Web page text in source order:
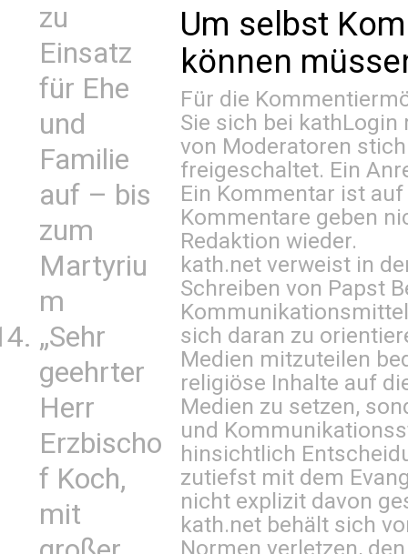
zu
Einsatz
für Ehe
und
Familie
auf – bis
zum
Martyriu
m
„Sehr
geehrter
Herr
Erzbischo
f Koch,
mit
Um selbst
können
Für die
Sie sich bei kathLogin
von Moderatoren
freigeschaltet. Ein
Ein Kommentar ist
Kommentare geben
Redaktion wieder.
kath.net verweist in
Schreiben von Papst
sich daran zu
Medien mitzuteilen
religiöse Inhalte auf
Medien zu setzen,
und
hinsichtlich
zutiefst mit dem
nicht explizit davon
kath.net behält sich
Normen verletzen,